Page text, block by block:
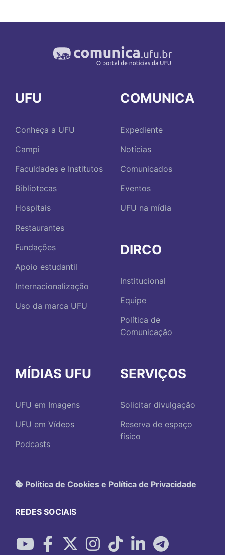
UFU
Conheça a UFU
Campi
Faculdades e Institutos
Bibliotecas
Hospitais
Restaurantes
Fundações
Apoio estudantil
Internacionalização
Uso da marca UFU
COMUNICA
Expediente
Notícias
Comunicados
Eventos
UFU na mídia
DIRCO
Institucional
Equipe
Política de
Comunicação
MÍDIAS UFU
UFU em Imagens
UFU em Vídeos
Podcasts
SERVIÇOS
Solicitar divulgação
Reserva de espaço
físico
Política de Cookies e Política de Privacidade
REDES SOCIAIS